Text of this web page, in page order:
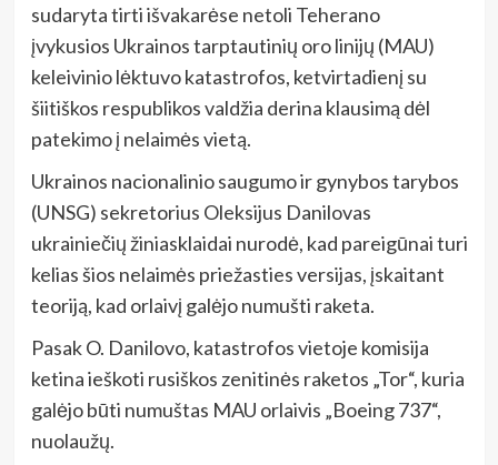
sudaryta tirti išvakarėse netoli Teherano
įvykusios Ukrainos tarptautinių oro linijų (MAU)
keleivinio lėktuvo katastrofos, ketvirtadienį su
šiitiškos respublikos valdžia derina klausimą dėl
patekimo į nelaimės vietą.
Ukrainos nacionalinio saugumo ir gynybos tarybos
(UNSG) sekretorius Oleksijus Danilovas
ukrainiečių žiniasklaidai nurodė, kad pareigūnai turi
kelias šios nelaimės priežasties versijas, įskaitant
teoriją, kad orlaivį galėjo numušti raketa.
Pasak O. Danilovo, katastrofos vietoje komisija
ketina ieškoti rusiškos zenitinės raketos „Tor“, kuria
galėjo būti numuštas MAU orlaivis „Boeing 737“,
nuolaužų.